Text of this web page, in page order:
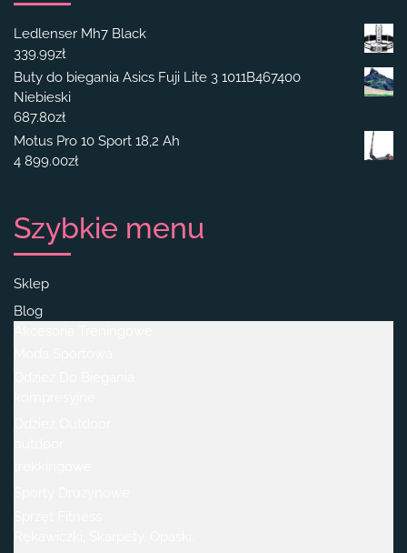
Ledlenser Mh7 Black
339.99zł
Buty do biegania Asics Fuji Lite 3 1011B467400
Niebieski
687.80zł
Motus Pro 10 Sport 18,2 Ah
4 899.00zł
Szybkie menu
Sklep
Blog